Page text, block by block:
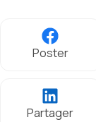
Poster
Partager